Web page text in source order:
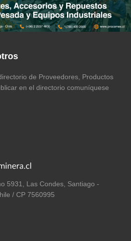
de Proveedores, Productos
en el directorio comuníquese
5931, Las Condes, Santiago -
/ CP 7560995